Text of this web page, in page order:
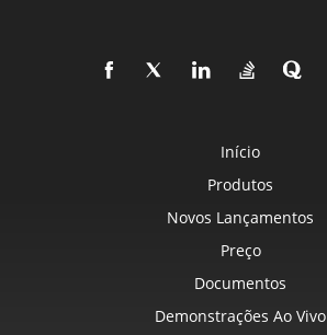
Início
Produtos
Novos Lançamentos
Preço
Documentos
Demonstrações Ao Vivo